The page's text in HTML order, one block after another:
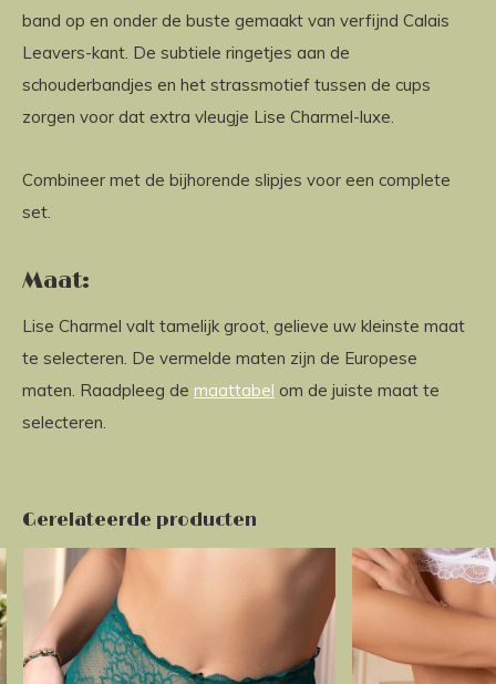
band op en onder de buste gemaakt van verfijnd Calais
Leavers-kant. De subtiele ringetjes aan de
schouderbandjes en het strassmotief tussen de cups
zorgen voor dat extra vleugje Lise Charmel-luxe.
Combineer met de bijhorende slipjes voor een complete
set.
Maat:
Lise Charmel valt tamelijk groot, gelieve uw kleinste maat
te selecteren. De vermelde maten zijn de Europese
maten. Raadpleeg de maattabel om de juiste maat te
selecteren.
Gerelateerde producten